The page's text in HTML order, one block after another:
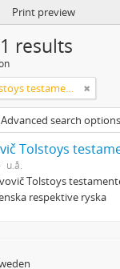
Print preview
results
Kopia av Lev Lʹvovič Tolstoys testamente
Advanced search options
Tolstoys
u.å.
Tolstoys
respektive ryska